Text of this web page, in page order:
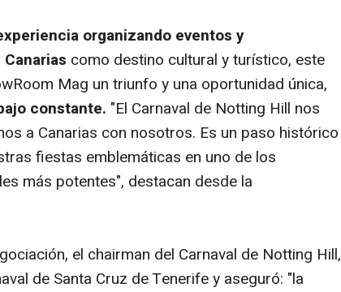
organizando eventos y
como destino cultural y turístico, este
Mag un triunfo y una oportunidad única,
constante. "El Carnaval de Notting Hill nos
a Canarias con nosotros. Es un paso histórico
fiestas emblemáticas en uno de los
más potentes", destacan desde la
el chairman del Carnaval de Notting Hill,
de Santa Cruz de Tenerife y aseguró: "la